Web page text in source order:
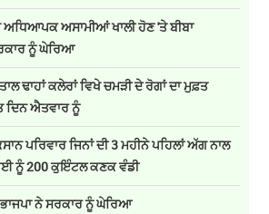
ਅਧਿਆਪਕ ਅਸਾਮੀਆਂ ਖਾਲੀ ਹੋਣ 'ਤੇ ਬੀਬਾ
ਨੂੰ ਘੇਰਿਆ
ਢਾਹਾਂ ਕਲੇਰਾਂ ਵਿਖੇ ਚਮੜੀ ਦੇ ਰੋਗਾਂ ਦਾ ਮੁਫ਼ਤ
ਐਤਵਾਰ ਨੂੰ
ਪਰਿਵਾਰ ਜਿਨਾਂ ਦੀ 3 ਮਹੀਨੇ ਪਹਿਲਾਂ ਅੱਗ ਨਾਲ
ਨੂੰ 200 ਕੁਇੰਟਲ ਕਣਕ ਵੰਡੀ
ਨੇ ਸਰਕਾਰ ਨੂੰ ਘੇਰਿਆ